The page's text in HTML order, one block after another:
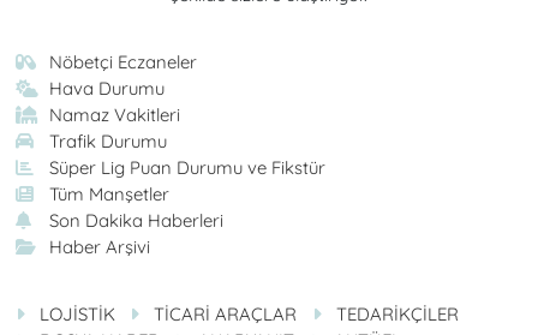
Nöbetçi Eczaneler
Hava Durumu
Namaz Vakitleri
Trafik Durumu
Süper Lig Puan Durumu ve Fikstür
Tüm Manşetler
Son Dakika Haberleri
Haber Arşivi
LOJİSTİK TİCARİ ARAÇLAR
TEDARİKÇİLER